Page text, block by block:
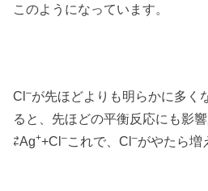
このようになっています。
Cl–が先ほどよりも明らかに多く
ると、先ほどの平衡反応にも影
⇄Ag++Cl–これで、Cl–がやたら増